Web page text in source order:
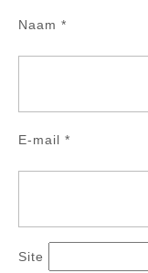
Naam *
E-mail *
Site